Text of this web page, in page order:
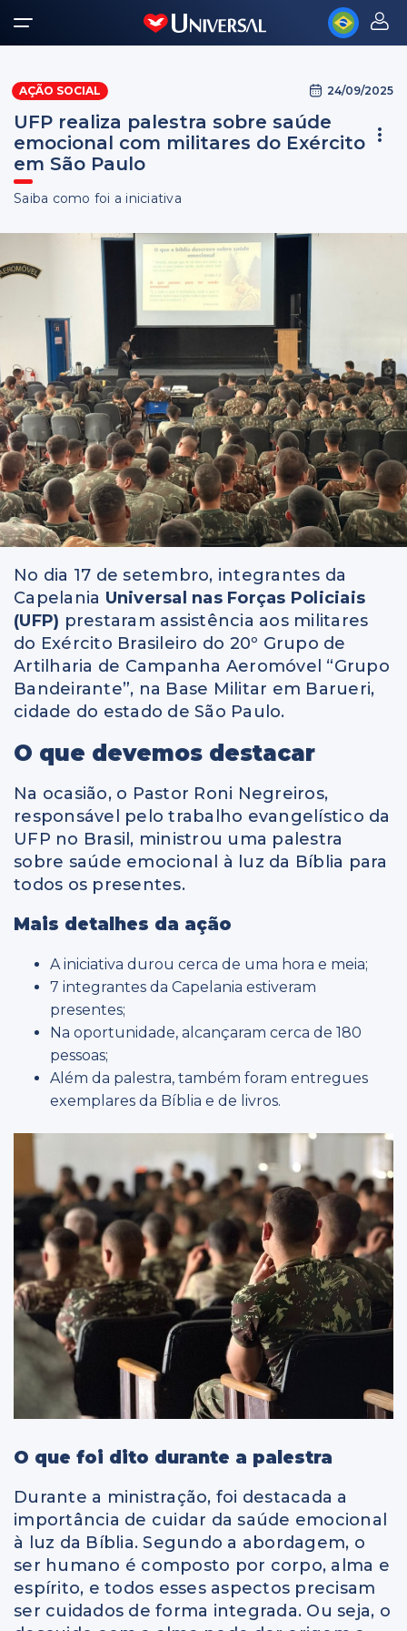
AÇÃO SOCIAL 24/09/2025
UFP realiza palestra sobre saúde
emocional com militares do Exército
em São Paulo
Saiba como foi a iniciativa
No dia 17 de setembro, integrantes da
Capelania Universal nas Forças Policiais
(UFP) prestaram assistência aos militares
do Exército Brasileiro do 20º Grupo de
Artilharia de Campanha Aeromóvel “Grupo
Bandeirante”, na Base Militar em Barueri,
cidade do estado de São Paulo.
O que devemos destacar
Na ocasião, o Pastor Roni Negreiros,
responsável pelo trabalho evangelístico da
UFP no Brasil, ministrou uma palestra
sobre saúde emocional à luz da Bíblia para
todos os presentes.
Mais detalhes da ação
A iniciativa durou cerca de uma hora e meia;
7 integrantes da Capelania estiveram
presentes;
Na oportunidade, alcançaram cerca de 180
pessoas;
Além da palestra, também foram entregues
exemplares da Bíblia e de livros.
O que foi dito durante a palestra
Durante a ministração, foi destacada a
importância de cuidar da saúde emocional
à luz da Bíblia. Segundo a abordagem, o
ser humano é composto por corpo, alma e
espírito, e todos esses aspectos precisam
ser cuidados de forma integrada. Ou seja, o